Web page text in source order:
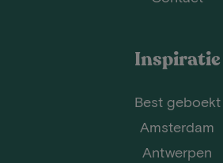
Inspiratie
Best geboekt
Amsterdam
Antwerpen